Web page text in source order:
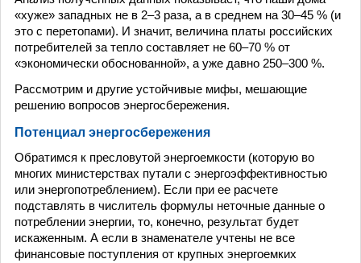
«хуже» западных не в 2–3 раза, а в среднем на 30–45 % (и
это с перетопами). И значит, величина платы российских
потребителей за тепло составляет не 60–70 % от
«экономически обоснованной», а уже давно 250–300 %.
Рассмотрим и другие устойчивые мифы, мешающие
решению вопросов энергосбережения.
Потенциал энергосбережения
Обратимся к пресловутой энергоемкости (которую во
многих министерствах путали с энергоэффективностью
или энергопотреблением). Если при ее расчете
подставлять в числитель формулы неточные данные о
потреблении энергии, то, конечно, результат будет
искаженным. А если в знаменателе учтены не все
финансовые поступления от крупных энергоемких